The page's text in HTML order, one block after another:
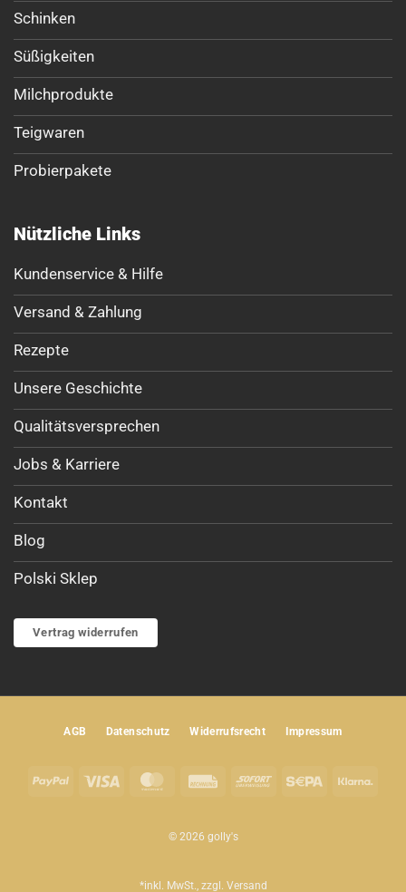
Schinken
Süßigkeiten
Milchprodukte
Teigwaren
Probierpakete
Nützliche Links
Kundenservice & Hilfe
Versand & Zahlung
Rezepte
Unsere Geschichte
Qualitätsversprechen
Jobs & Karriere
Kontakt
Blog
Polski Sklep
Vertrag widerrufen
AGB Datenschutz Widerrufsrecht Impressum
PayPal Visa MasterCardRechungSofort Sepa
© 2026 golly's
*inkl. MwSt., zzgl. Versand